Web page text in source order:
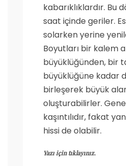
kabarıklıklardır. Bu
saat içinde geriler.
solarken yerine
Boyutları bir kalem
büyüklüğünden, bir
büyüklüğüne kadar
birleşerek büyük
oluşturabilirler.
kaşıntılıdır, fakat
hissi de olabilir.
Yazı için tıklayınız.